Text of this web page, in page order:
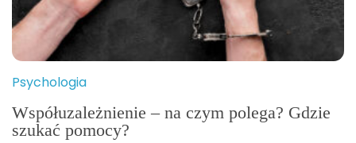
Psychologia
Współuzależnienie – na czym polega? Gdzie
szukać pomocy?